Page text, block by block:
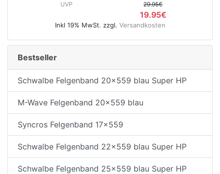
UVP 29.95€
19.95€
Inkl 19% MwSt. zzgl. Versandkosten
Bestseller
Schwalbe Felgenband 20x559 blau Super HP
M-Wave Felgenband 20x559 blau
Syncros Felgenband 17x559
Schwalbe Felgenband 22x559 blau Super HP
Schwalbe Felgenband 25x559 blau Super HP